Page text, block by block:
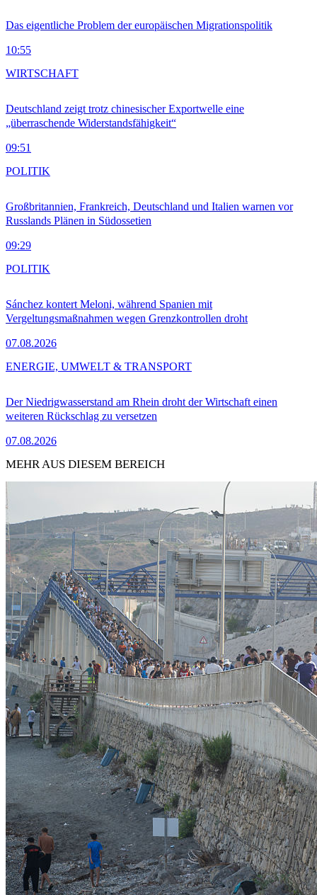
Das eigentliche Problem der europäischen Migrationspolitik
10:55
Deutschland zeigt trotz chinesischer Exportwelle eine
„überraschende Widerstandsfähigkeit“
09:51
WIRTSCHAFT
Großbritannien, Frankreich, Deutschland und Italien warnen vor
Russlands Plänen in Südossetien
09:29
POLITIK
Sánchez kontert Meloni, während Spanien mit
Vergeltungsmaßnahmen wegen Grenzkontrollen droht
07.08.2026
POLITIK
Der Niedrigwasserstand am Rhein droht der Wirtschaft einen
weiteren Rückschlag zu versetzen
07.08.2026
ENERGIE, UMWELT & TRANSPORT
MEHR AUS DIESEM BEREICH